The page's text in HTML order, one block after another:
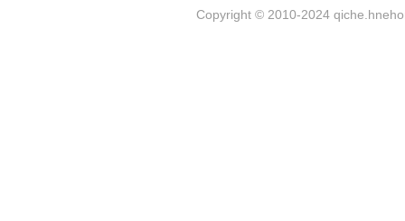
Copyright © 2010-2024